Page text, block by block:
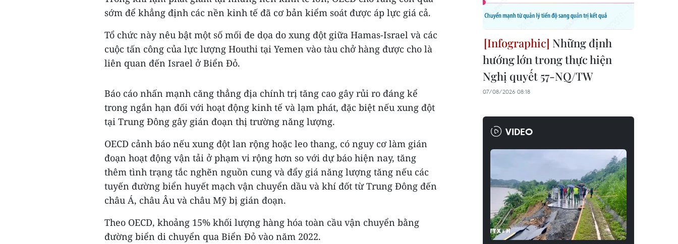
sớm để khẳng định các nền kinh tế đã cơ bản kiểm soát được áp lực giá cả.
Tổ chức này nêu bật một số mối đe dọa do xung đột giữa Hamas-Israel và các
cuộc tấn công của lực lượng Houthi tại Yemen vào tàu chở hàng được cho là
liên quan đến Israel ở Biển Đỏ.
Báo cáo nhấn mạnh căng thẳng địa chính trị tăng cao gây rủi ro đáng kể
trong ngắn hạn đối với hoạt động kinh tế và lạm phát, đặc biệt nếu xung đột
tại Trung Đông gây gián đoạn thị trường năng lượng.
OECD cảnh báo nếu xung đột lan rộng hoặc leo thang, có nguy cơ làm gián
đoạn hoạt động vận tải ở phạm vi rộng hơn so với dự báo hiện nay, tăng
thêm tình trạng tắc nghẽn nguồn cung và đẩy giá năng lượng tăng nếu các
tuyến đường biển huyết mạch vận chuyển dầu và khí đốt từ Trung Đông đến
châu Á, châu Âu và châu Mỹ bị gián đoạn.
Theo OECD, khoảng 15% khối lượng hàng hóa toàn cầu vận chuyển bằng
đường biển di chuyển qua Biển Đỏ vào năm 2022.
Những định
hướng lớn trong thực hiện
Nghị quyết 57-NQ/TW
07/08/2026 08:18
VIDEO